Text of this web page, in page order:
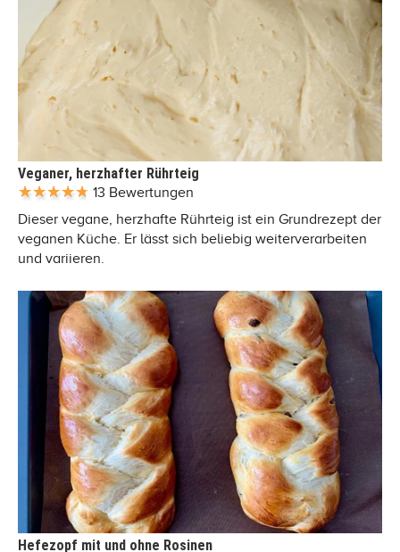
Veganer, herzhafter Rührteig
13 Bewertungen
Dieser vegane, herzhafte Rührteig ist ein Grundrezept der
veganen Küche. Er lässt sich beliebig weiterverarbeiten
und variieren.
Hefezopf mit und ohne Rosinen